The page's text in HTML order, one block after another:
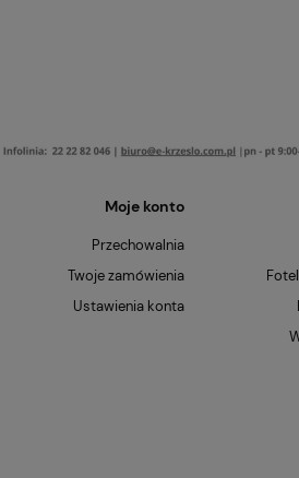
Moje konto
Przechowalnia
Twoje zamówienia
Ustawienia konta